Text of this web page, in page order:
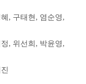
, 구태현 , 염순영,
, 위선희 , 박윤영,